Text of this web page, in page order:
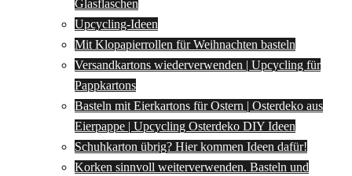
Glasflaschen
Upcycling-Ideen
Mit Klopapierrollen für Weihnachten basteln
Versandkartons wiederverwenden | Upcycling für
Pappkartons
Basteln mit Eierkartons für Ostern | Osterdeko aus
Eierpappe | Upcycling Osterdeko DIY Ideen
Schuhkarton übrig? Hier kommen Ideen dafür!
Korken sinnvoll weiterverwenden. Basteln und